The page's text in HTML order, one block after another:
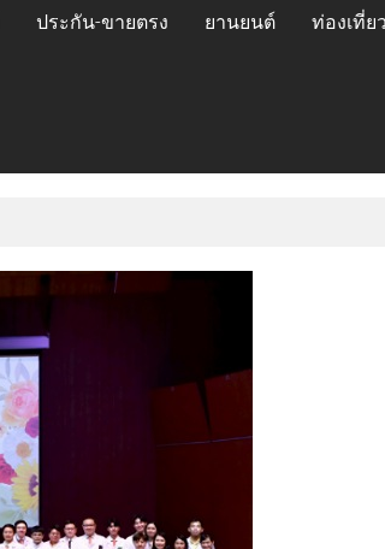
ประกัน-ขายตรง ยานยนต์ ท่องเที่ย